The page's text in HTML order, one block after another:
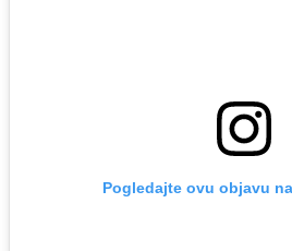
Pogledajte ovu objavu